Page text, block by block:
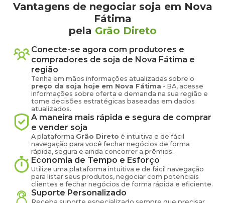
Vantagens de negociar soja em Nova
Fátima
pela Grão Direto
Conecte-se agora com produtores e
compradores de soja de Nova Fátima e
região
Tenha em mãos informações atualizadas sobre o
preço da soja hoje em Nova Fátima - BA, acesse
informações sobre oferta e demanda na sua região e
tome decisões estratégicas baseadas em dados
atualizados.
A maneira mais rápida e segura de comprar
e vender soja
A plataforma Grão Direto é intuitiva e de fácil
navegação para você fechar negócios de forma
rápida, segura e ainda concorrer a prêmios.
Economia de Tempo e Esforço
Utilize uma plataforma intuitiva e de fácil navegação
para listar seus produtos, negociar com potenciais
clientes e fechar negócios de forma rápida e eficiente.
Suporte Personalizado